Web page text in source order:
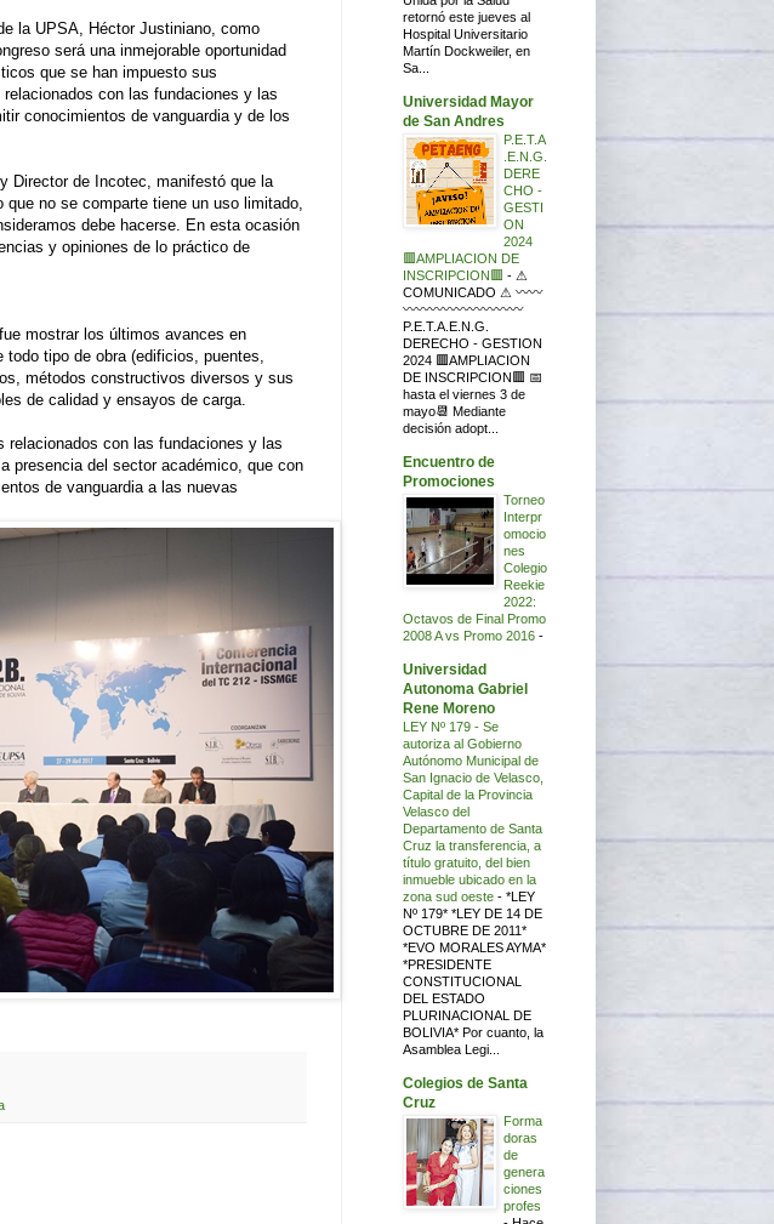
la UPSA, Héctor Justiniano, como
será una inmejorable oportunidad
que se han impuesto sus
con las fundaciones y las
conocimientos de vanguardia y de los
Director de Incotec, manifestó que la
no se comparte tiene un uso limitado,
debe hacerse. En esta ocasión
y opiniones de lo práctico de
mostrar los últimos avances en
tipo de obra (edificios, puentes,
métodos constructivos diversos y sus
de calidad y ensayos de carga.
relacionados con las fundaciones y las
presencia del sector académico, que con
de vanguardia a las nuevas
retornó este jueves al
Hospital Universitario
Martín Dockweiler, en
Sa...
Universidad Mayor
de San Andres
P.E.T.A
.E.N.G.
DERE
CHO -
GESTI
ON
2024
🟥AMPLIACION DE
INSCRIPCION🟥 - ⚠
COMUNICADO ⚠ 〰〰
〰〰〰〰〰〰〰〰〰
P.E.T.A.E.N.G.
DERECHO - GESTION
2024 🟥AMPLIACION
DE INSCRIPCION🟥 📅
hasta el viernes 3 de
mayo📆 Mediante
decisión adopt...
Encuentro de
Promociones
Torneo
Interpr
omocio
nes
Colegio
Reekie
2022:
Octavos de Final Promo
2008 A vs Promo 2016 -
Universidad
Autonoma Gabriel
Rene Moreno
LEY Nº 179 - Se
autoriza al Gobierno
Autónomo Municipal de
San Ignacio de Velasco,
Capital de la Provincia
Velasco del
Departamento de Santa
Cruz la transferencia, a
título gratuito, del bien
inmueble ubicado en la
zona sud oeste - *LEY
Nº 179* *LEY DE 14 DE
OCTUBRE DE 2011*
*EVO MORALES AYMA*
*PRESIDENTE
CONSTITUCIONAL
DEL ESTADO
PLURINACIONAL DE
BOLIVIA* Por cuanto, la
Asamblea Legi...
Colegios de Santa
Cruz
Forma
doras
de
genera
ciones
profes